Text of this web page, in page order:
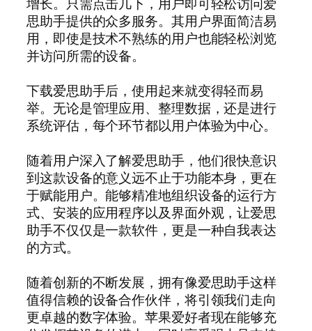
思助手提供的众多服务。其用户界面简洁易
用，即使是技术不熟练的用户也能轻松浏览
并访问所需的设备。
下载爱思助手后，使用起来就变得轻而易
举。无论是管理应用、整理数据，还是进行
系统评估，每个环节都以用户体验为中心。
随着用户深入了解爱思助手，他们很快意识
到这款设备的意义远不止于功能本身，更在
于赋能用户。能够精准地组织设备的运行方
式、安装的应用程序以及界面外观，让爱思
助手不仅仅是一款软件，更是一种自我表达
的方式。
随着创新的不断发展，拥有像爱思助手这样
值得信赖的设备合作伙伴，将引领我们走向
更卓越的数字体验。苹果爱好者现在能够充